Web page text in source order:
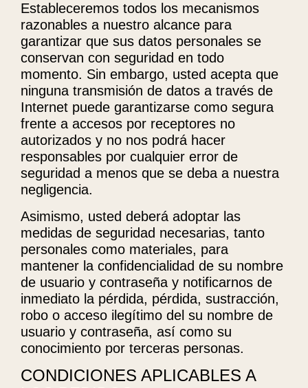
Estableceremos todos los mecanismos
razonables a nuestro alcance para
garantizar que sus datos personales se
conservan con seguridad en todo
momento. Sin embargo, usted acepta que
ninguna transmisión de datos a través de
Internet puede garantizarse como segura
frente a accesos por receptores no
autorizados y no nos podrá hacer
responsables por cualquier error de
seguridad a menos que se deba a nuestra
negligencia.
Asimismo, usted deberá adoptar las
medidas de seguridad necesarias, tanto
personales como materiales, para
mantener la confidencialidad de su nombre
de usuario y contraseña y notificarnos de
inmediato la pérdida, pérdida, sustracción,
robo o acceso ilegítimo del su nombre de
usuario y contraseña, así como su
conocimiento por terceras personas.
CONDICIONES APLICABLES A